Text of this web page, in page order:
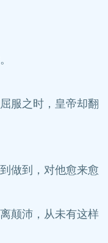
之时，皇帝却翻
做到，对他愈来愈
颠沛，从未有这样